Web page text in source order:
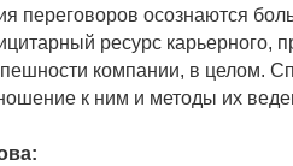
переговоров осознаются
ресурс карьерного,
компании, в целом.
к ним и методы их